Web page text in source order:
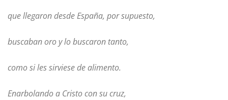
que llegaron desde España, por supuesto,
buscaban oro y lo buscaron tanto,
como si les sirviese de alimento.
Enarbolando a Cristo con su cruz,